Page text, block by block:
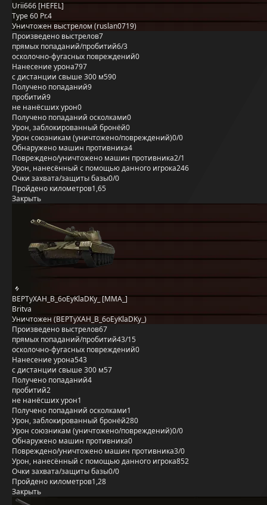
Urii666 [HEFEL]
Type 60 Pr.4
Уничтожен выстрелом (ruslan0719)
Произведено выстрелов7
прямых попаданий/пробитий6/3
осколочно-фугасных повреждений0
Нанесение урона797
с дистанции свыше 300 м590
Получено попаданий9
пробитий9
не нанёсших урон0
Получено попаданий осколками0
Урон, заблокированный бронёй0
Урон союзникам (уничтожено/повреждений)0/0
Обнаружено машин противника4
Повреждено/уничтожено машин противника2/1
Урон, нанесённый с помощью данного игрока246
Очки захвата/защиты базы0/0
Пройдено километров1,65
Закрыть
BEPTyXAH_B_6oEyKlaDKy_ [MMA_]
Britva
Уничтожен (BEPTyXAH_B_6oEyKlaDKy_)
Произведено выстрелов67
прямых попаданий/пробитий43/15
осколочно-фугасных повреждений0
Нанесение урона543
с дистанции свыше 300 м57
Получено попаданий4
пробитий2
не нанёсших урон1
Получено попаданий осколками1
Урон, заблокированный бронёй280
Урон союзникам (уничтожено/повреждений)0/0
Обнаружено машин противника0
Повреждено/уничтожено машин противника3/0
Урон, нанесённый с помощью данного игрока852
Очки захвата/защиты базы0/0
Пройдено километров1,28
Закрыть